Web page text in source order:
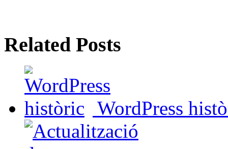
Related Posts
WordPress